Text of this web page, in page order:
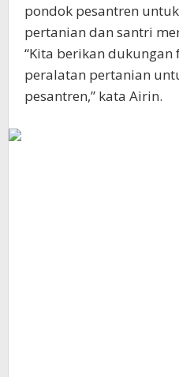
pondok pesantren
pertanian dan santri
“Kita berikan
peralatan pertanian
pesantren,” kata Airin.